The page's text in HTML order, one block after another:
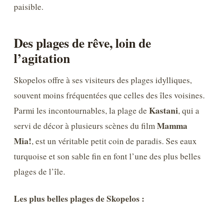
paisible.
Des plages de rêve, loin de
l’agitation
Skopelos offre à ses visiteurs des plages idylliques,
souvent moins fréquentées que celles des îles voisines.
Parmi les incontournables, la plage de Kastani, qui a
servi de décor à plusieurs scènes du filmMamma
Mia!, est un véritable petit coin de paradis. Ses eaux
turquoise et son sable fin en font l’une des plus belles
plages de l’île.
Les plus belles plages de Skopelos :